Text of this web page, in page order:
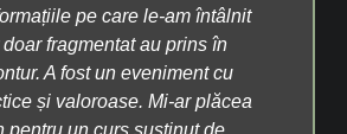
pe care le-am întâlnit
fragmentat au prins în
A fost un eveniment cu
și valoroase. Mi-ar plăcea